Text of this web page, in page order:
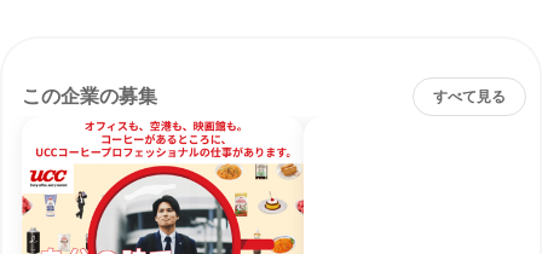
この企業の募集 すべて見る